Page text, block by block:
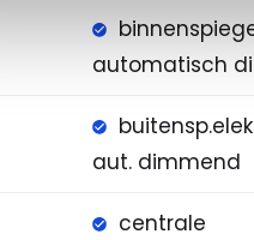
automatisch
aut. dimmend
centrale